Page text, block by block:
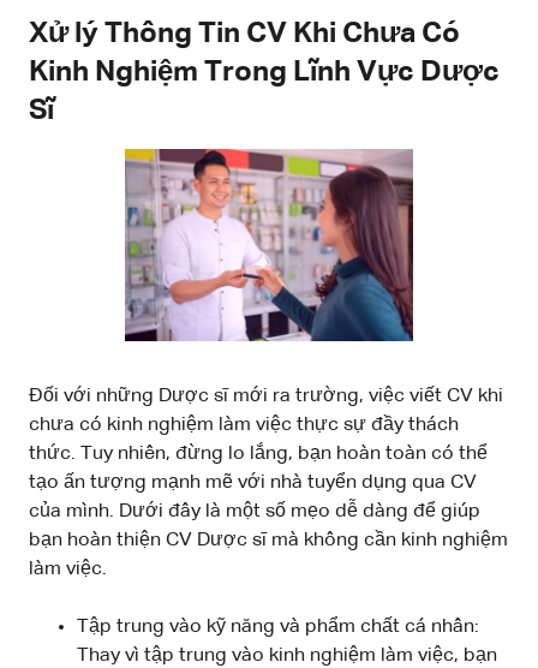
Xử lý Thông Tin CV Khi Chưa Có
Kinh Nghiệm Trong Lĩnh Vực Dược
Sĩ
Đối với những Dược sĩ mới ra trường, việc viết CV khi
chưa có kinh nghiệm làm việc thực sự đầy thách
thức. Tuy nhiên, đừng lo lắng, bạn hoàn toàn có thể
tạo ấn tượng mạnh mẽ với nhà tuyển dụng qua CV
của mình. Dưới đây là một số mẹo dễ dàng để giúp
bạn hoàn thiện CV Dược sĩ mà không cần kinh nghiệm
làm việc.
Tập trung vào kỹ năng và phẩm chất cá nhân:
Thay vì tập trung vào kinh nghiệm làm việc, bạn